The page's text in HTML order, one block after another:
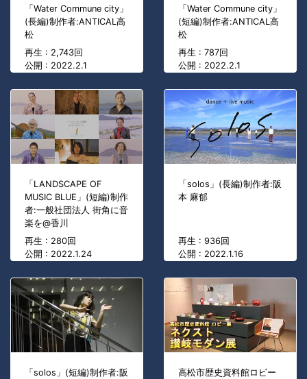
「Water Commune city」
(長編)制作者:ANTICAL高
松
再生 : 2,743回
公開 : 2022.2.1
「Water Commune city」
(短編)制作者:ANTICAL高
松
再生 : 787回
公開 : 2022.2.1
「LANDSCAPE OF
MUSIC BLUE」(短編)制作
者:一般社団法人 街角に音
楽を@香川
再生 : 280回
公開 : 2022.1.24
「solos」(長編)制作者:阪
本 麻郁
再生 : 936回
公開 : 2022.1.16
「solos」(短編)制作者:阪
高松市歴史資料館ロビー